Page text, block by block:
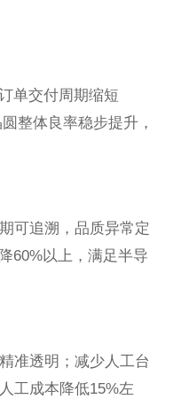
单交付周期缩短
整体良率稳步提升，
可追溯，品质异常定
60%以上，满足半导
准透明；减少人工台
工成本降低15%左